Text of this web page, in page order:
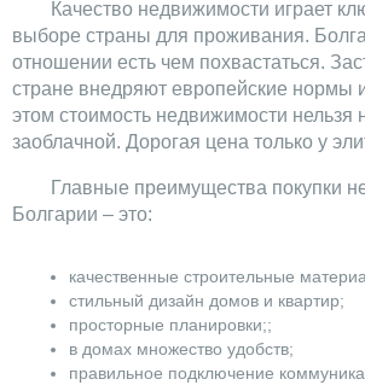
Качество недвижимости играет
выборе страны для проживания.
отношении есть чем похвастаться.
стране внедряют европейские нормы
этом стоимость недвижимости нельзя
заоблачной. Дорогая цена только у
Главные преимущества покупки
Болгарии – это:
качественные строительные
стильный дизайн домов и квартир;
просторные планировки;;
в домах множество удобств;
правильное подключение